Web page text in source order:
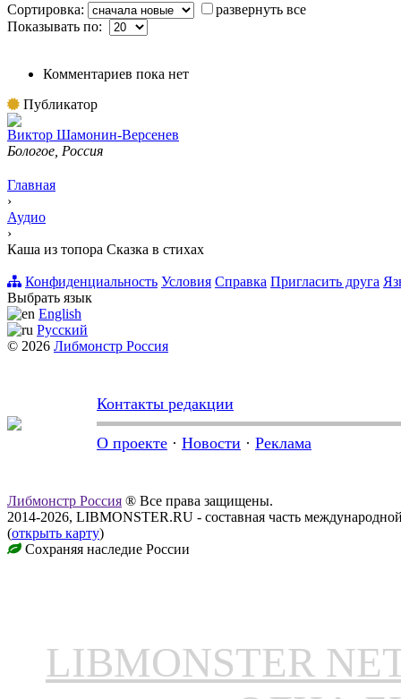
Сортировка:
развернуть все
Показывать по:
Комментариев пока нет
Публикатор
Виктор Шамонин-Версенев
Бологое, Россия
Главная
›
Аудио
›
Каша из топора Сказка в стихах
Конфиденциальность Условия Справка Пригласить друга
Выбрать язык
English
Русский
© 2026 Либмонстр Россия
Контакты редакции
О проекте · Новости · Реклама
Либмонстр Россия ® Все права защищены.
2014-2026, LIBMONSTER.RU - составная часть
(открыть карту)
Сохраняя наследие России
LIBMONSTER